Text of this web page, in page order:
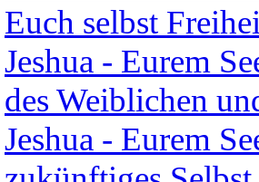
Euch selbst
Jeshua - Eurem
des Weiblichen
Jeshua - Eurem